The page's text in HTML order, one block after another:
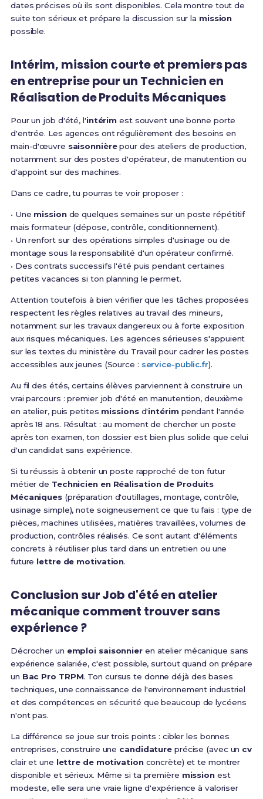
dates précises où ils sont disponibles. Cela montre tout de
suite ton sérieux et prépare la discussion sur la mission
possible.
Intérim, mission courte et premiers pas
en entreprise pour un Technicien en
Réalisation de Produits Mécaniques
Pour un job d'été, l'intérim est souvent une bonne porte
d'entrée. Les agences ont régulièrement des besoins en
main-d'œuvre saisonnièrepour des ateliers de production,
notamment sur des postes d'opérateur, de manutention ou
d'appoint sur des machines.
Dans ce cadre, tu pourras te voir proposer :
• Une missionde quelques semaines sur un poste répétitif
mais formateur (dépose, contrôle, conditionnement).
• Un renfort sur des opérations simples d'usinage ou de
montage sous la responsabilité d'un opérateur confirmé.
• Des contrats successifs l'été puis pendant certaines
petites vacances si ton planning le permet.
Attention toutefois à bien vérifier que les tâches proposées
respectent les règles relatives au travail des mineurs,
notamment sur les travaux dangereux ou à forte exposition
aux risques mécaniques. Les agences sérieuses s'appuient
sur les textes du ministère du Travail pour cadrer les postes
accessibles aux jeunes (Source : service-public.fr).
Au fil des étés, certains élèves parviennent à construire un
vrai parcours : premier job d'été en manutention, deuxième
en atelier, puis petites missionsd'intérimpendant l'année
après 18 ans. Résultat : au moment de chercher un poste
après ton examen, ton dossier est bien plus solide que celui
d'un candidat sans expérience.
Si tu réussis à obtenir un poste rapproché de ton futur
métier de Technicien en Réalisation de Produits
Mécaniques(préparation d'outillages, montage, contrôle,
usinage simple), note soigneusement ce que tu fais : type de
pièces, machines utilisées, matières travaillées, volumes de
production, contrôles réalisés. Ce sont autant d'éléments
concrets à réutiliser plus tard dans un entretien ou une
future lettre de motivation.
Conclusion sur Job d'été en atelier
mécanique comment trouver sans
expérience ?
Décrocher un emploi saisonnieren atelier mécanique sans
expérience salariée, c'est possible, surtout quand on prépare
un Bac Pro TRPM. Ton cursus te donne déjà des bases
techniques, une connaissance de l'environnement industriel
et des compétences en sécurité que beaucoup de lycéens
n'ont pas.
La différence se joue sur trois points : cibler les bonnes
entreprises, construire une candidature précise (avec un cv
clair et une lettre de motivationconcrète) et te montrer
disponible et sérieux. Même si ta première missionest
modeste, elle sera une vraie ligne d'expérience à valoriser